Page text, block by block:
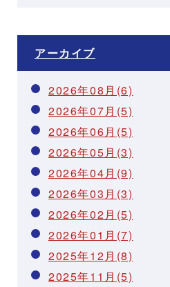
アーカイブ
2026年08月(6)
2026年07月(5)
2026年06月(5)
2026年05月(3)
2026年04月(9)
2026年03月(3)
2026年02月(5)
2026年01月(7)
2025年12月(8)
2025年11月(5)